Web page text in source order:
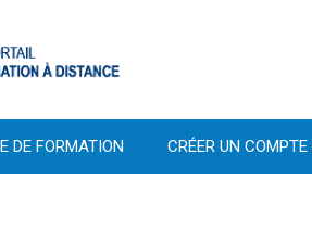
DE FORMATION CRÉER UN